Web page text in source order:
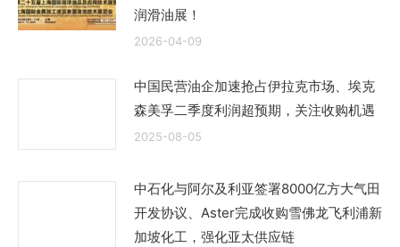
润滑油展！
2026-04-09
中国民营油企加速抢占伊拉克市场、埃克
森美孚二季度利润超预期，关注收购机遇
2025-08-05
中石化与阿尔及利亚签署8000亿方大气田
开发协议、Aster完成收购雪佛龙飞利浦新
加坡化工，强化亚太供应链